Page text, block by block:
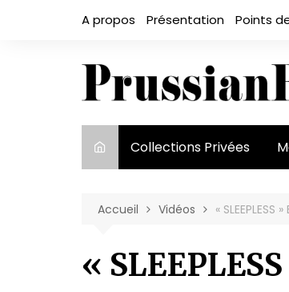
A propos Présentation Points
Collections Privées
Accueil Vidéos « SLEEPLESS
«